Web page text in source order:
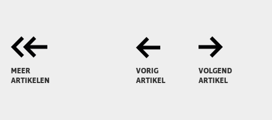
MEER
ARTIKELEN
VORIG
ARTIKEL
VOLGEND
ARTIKEL